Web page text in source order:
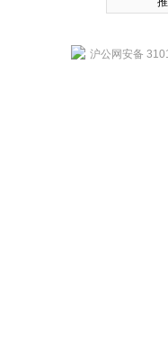
沪公网安备